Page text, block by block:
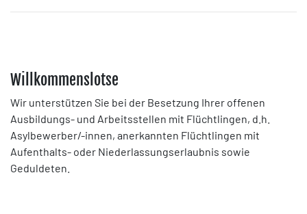
Willkommenslotse
Wir unterstützen Sie bei der Besetzung Ihrer offenen
Ausbildungs- und Arbeitsstellen mit Flüchtlingen, d.h.
Asylbewerber/-innen, anerkannten Flüchtlingen mit
Aufenthalts- oder Niederlassungserlaubnis sowie
Geduldeten.